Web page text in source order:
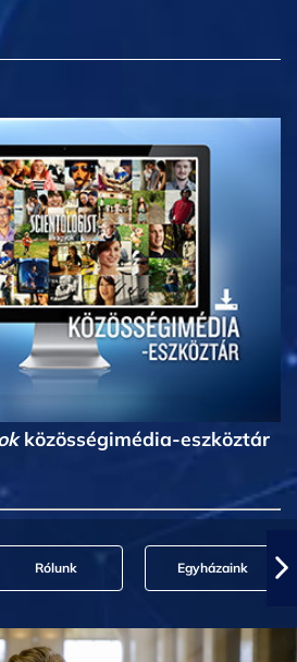
közösségimédia-eszköztár
Rólunk Egyházaink